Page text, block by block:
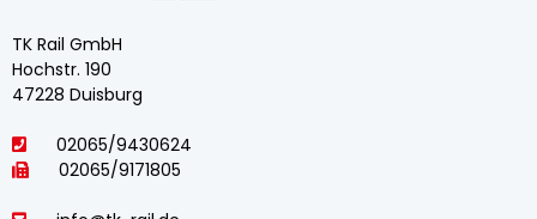
TK Rail GmbH
Hochstr. 190
47228 Duisburg
02065/9430624
02065/9171805